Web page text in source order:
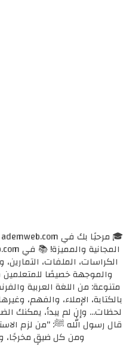
الكراسات، الملفات، التمارين،
والموجهة خصيصًا
متنوعة: من اللغة العربية
بالكتابة، الإملاء، والفهم،
لحظات... وإن لم يبدأ، يمكنك
قال رسول الله ﷺ: "من لزم
ومن كل ضيقٍ مخرجًا،